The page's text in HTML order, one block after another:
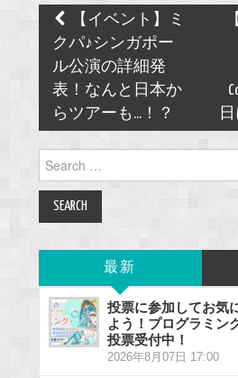
Post
navigation
【イベント】ミ
クパ♪シンガポー
ル公演の詳細発
表！なんと日本か
らツアーも...！？
Search
for:
最新
投票に参加してお気
よう！プログラミン
投票受付中！
2026年8月07日 17:00